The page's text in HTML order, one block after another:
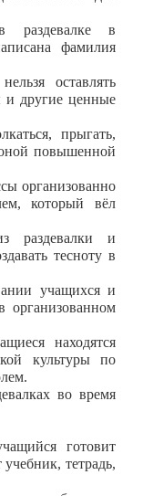
раздевалке в
фамилия
оставлять
и другие ценные
прыгать,
повышенной
организованно
который вёл
раздевалки и
тесноту в
учащихся и
находятся
культуры по
во время
готовит
учебник, тетрадь,